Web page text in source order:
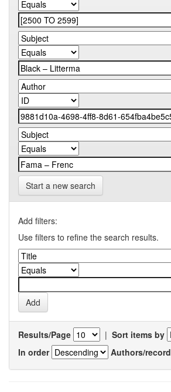
Start a new search
Add filters:
Use filters to refine the search results.
Results/Page | Sort items by
In order
Authors/record